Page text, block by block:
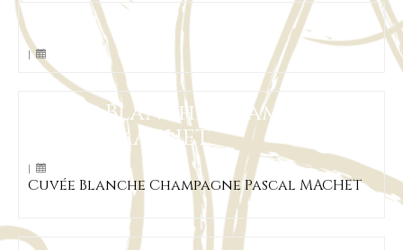
Gite-3
|
Cuvée Blanche Champagne
Pascal MACHET
|
Cuvée Blanche Champagne Pascal MACHET